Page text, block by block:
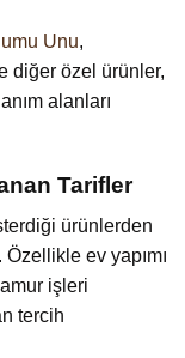
Unu,
diğer özel ürünler,
alanları
Tarifler
ürünlerden
Özellikle ev yapımı
işleri
tercih